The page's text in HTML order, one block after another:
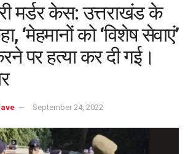
मर्डर केस: उत्तराखंड के
‘मेहमानों को ‘विशेष सेवाएं’
पर हत्या कर दी गई।
September 24, 2022